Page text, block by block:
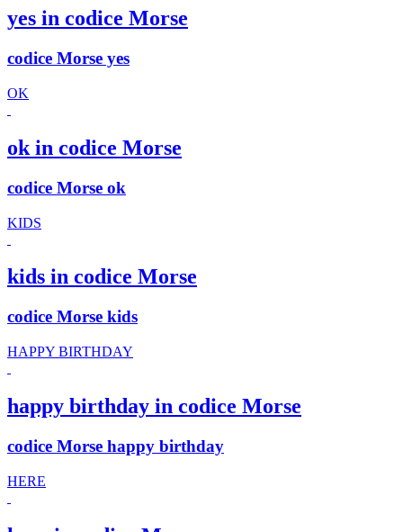
yes in codice Morse
codice Morse yes
OK
ok in codice Morse
codice Morse ok
KIDS
kids in codice Morse
codice Morse kids
HAPPY BIRTHDAY
happy birthday in codice Morse
codice Morse happy birthday
HERE